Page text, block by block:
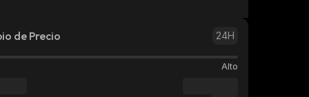
de Precio 24H
Alto